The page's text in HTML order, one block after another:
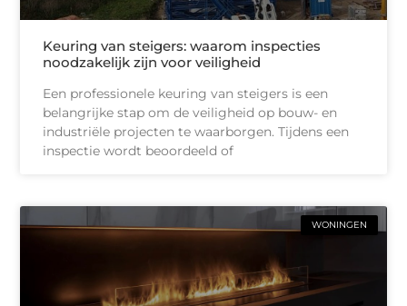
Keuring van steigers: waarom inspecties
noodzakelijk zijn voor veiligheid
Een professionele keuring van steigers is een
belangrijke stap om de veiligheid op bouw- en
industriële projecten te waarborgen. Tijdens een
inspectie wordt beoordeeld of
WONINGEN